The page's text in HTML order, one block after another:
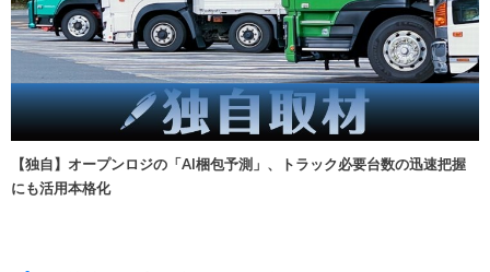
【独自】オープンロジの「AI梱包予測」、トラック必要台数の迅速把握
にも活用本格化